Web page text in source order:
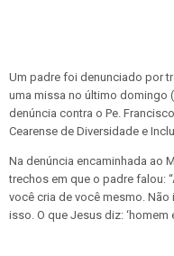
Um padre foi denunciado por
uma missa no último domingo
denúncia contra o Pe.
Cearense de Diversidade e
Na denúncia encaminhada ao
trechos em que o padre falou:
você cria de você mesmo.
isso. O que Jesus diz: ‘homem